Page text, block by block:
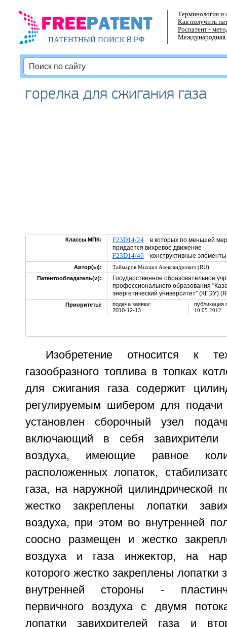
ПАТЕНТНЫЙ ПОИСКВ РФ
Терминология и
Как получить
Роспатент -
Международная
горелка для сжигания газа
Классы МПК: F23D14/24в которых по меньшей
придается вихревое движение
F23D14/46 конструктивные элементы
Автор(ы):
Таймаров Михаил Александрович (RU)
Патентообладатель(и):
Государственное образовательное
профессионального образования
энергетический университет" (КГЭУ)
Приоритеты:
подача заявки:
2010-12-13
публикация
10.05.2012
Изобретение относится к
газообразного топлива в топках
для сжигания газа содержит
регулируемым шибером для подачи
установлен сборочный узел
включающий в себя завихрители
воздуха, имеющие равное
расположенных лопаток,
газа, на наружной цилиндрической
жестко закреплены лопатки
воздуха, при этом во внутренней
соосно размещен и жестко
воздуха и газа инжектор, на
которого жестко закреплены лопатки
внутренней стороны -
первичного воздуха с двумя
лопатки завихрителей газа и